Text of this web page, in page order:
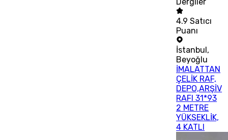
4.9 Satıcı
Puanı
İstanbul,
Beyoğlu
İMALATTAN
ÇELİK RAF,
DEPO,ARŞİV
RAFI 31*93
2 METRE
YÜKSEKLİK,
4 KATLI